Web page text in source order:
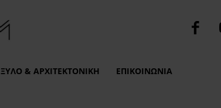
ΞΎΛΟ & ΑΡΧΙΤΕΚΤΟΝΙΚΉ ΕΠΙΚΟΙΝΩΝΙΑ